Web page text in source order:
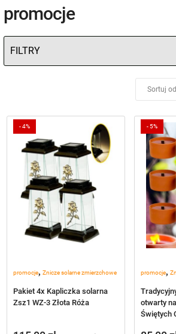
promocje
Czas spalenia
Wysokość cm
Cena
Średnica
promocje, Znicze solarne zmierzchowe
Pakiet 4x Kapliczka solarna
Zsz1 WZ-3 Złota Róża
-4%
promocje,
otwarty
Świętych
-5%